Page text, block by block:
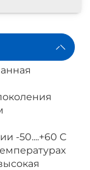
-50....+60 C